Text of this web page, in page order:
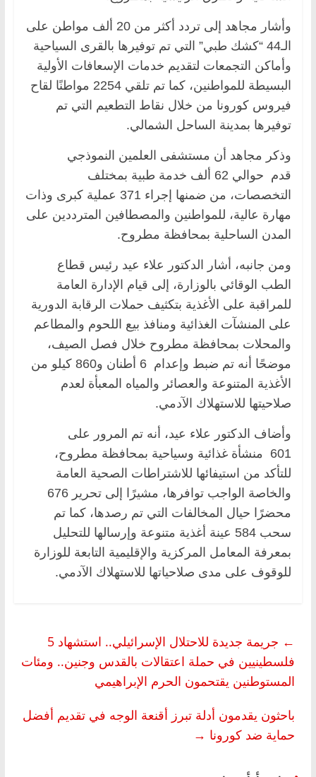
وأشار مجاهد إلى تردد أكثر من 20 ألف مواطن على
الـ44 “كشك طبي” التي تم توفيرها بالقرى السياحية
وأماكن التجمعات لتقديم خدمات الإسعافات الأولية
البسيطة للمواطنين، كما تم تلقي 2254 مواطنًا لقاح
فيروس كورونا من خلال نقاط التطعيم التي تم
توفيرها بمدينة الساحل الشمالي.
وذكر مجاهد أن مستشفى العلمين النموذجي
قدم حوالي 62 ألف خدمة طبية بمختلف
التخصصات، من ضمنها إجراء 371 عملية كبرى وذات
مهارة عالية، للمواطنين والمصطافين المترددين على
المدن الساحلية بمحافظة مطروح.
ومن جانبه، أشار الدكتور علاء عيد رئيس قطاع
الطب الوقائي بالوزارة، إلى قيام الإدارة العامة
للمراقبة على الأغذية بتكثيف حملات الرقابة الدورية
على المنشآت الغذائية ومنافذ بيع اللحوم والمطاعم
والمحلات بمحافظة مطروح خلال فصل الصيف،
موضحًا أنه تم ضبط وإعدام 6 أطنان و860 كيلو من
الأغذية المتنوعة والعصائر والمياه المعبأة لعدم
صلاحيتها للاستهلاك الآدمي.
وأضاف الدكتور علاء عيد، أنه تم المرور على
601 منشأة غذائية وسياحية بمحافظة مطروح،
للتأكد من استيفائها للاشتراطات الصحية العامة
والخاصة الواجب توافرها، مشيرًا إلى تحرير 676
محضرًا حيال المخالفات التي تم رصدها، كما تم
سحب 584 عينة أغذية متنوعة وإرسالها للتحليل
بمعرفة المعامل المركزية والإقليمية التابعة للوزارة
للوقوف على مدى صلاحياتها للاستهلاك الآدمي.
←
جريمة جديدة للاحتلال الإسرائيلي.. استشهاد 5
فلسطينيين في حملة اعتقالات بالقدس وجنين.. ومئات
المستوطنين يقتحمون الحرم الإبراهيمي
باحثون يقدمون أدلة تبرز أقنعة الوجه في تقديم أفضل
حماية ضد كورونا →